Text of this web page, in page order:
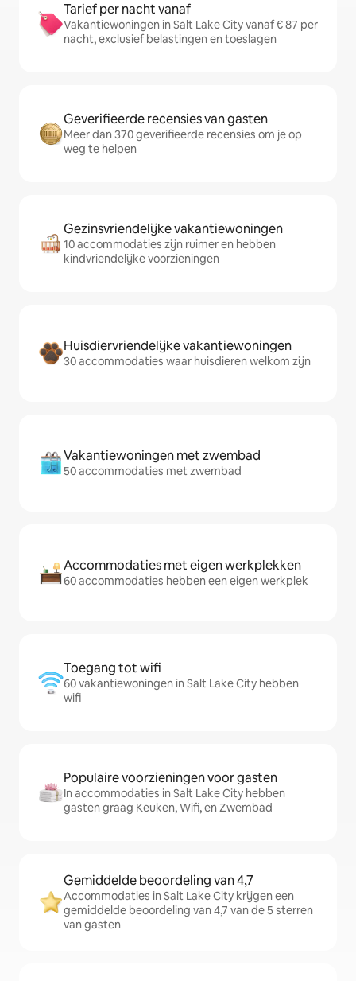
Tarief per nacht vanaf
Vakantiewoningen in Salt Lake City vanaf € 87 per
nacht, exclusief belastingen en toeslagen
Geverifieerde recensies van gasten
Meer dan 370 geverifieerde recensies om je op
weg te helpen
Gezinsvriendelijke vakantiewoningen
10 accommodaties zijn ruimer en hebben
kindvriendelijke voorzieningen
Huisdiervriendelijke vakantiewoningen
30 accommodaties waar huisdieren welkom zijn
Vakantiewoningen met zwembad
50 accommodaties met zwembad
Accommodaties met eigen werkplekken
60 accommodaties hebben een eigen werkplek
Toegang tot wifi
60 vakantiewoningen in Salt Lake City hebben
wifi
Populaire voorzieningen voor gasten
In accommodaties in Salt Lake City hebben
gasten graag Keuken, Wifi, en Zwembad
Gemiddelde beoordeling van 4,7
Accommodaties in Salt Lake City krijgen een
gemiddelde beoordeling van 4,7 van de 5 sterren
van gasten